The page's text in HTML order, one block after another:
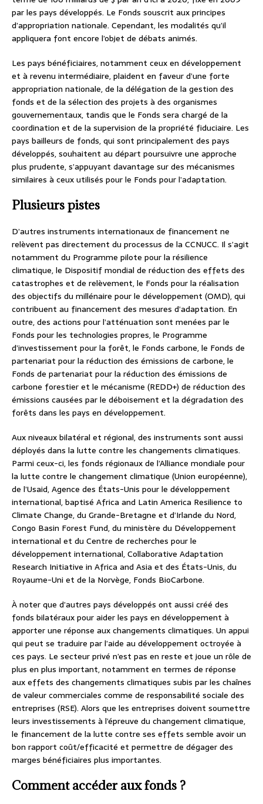
par les pays développés. Le Fonds souscrit aux principes
d’appropriation nationale. Cependant, les modalités qu’il
appliquera font encore l’objet de débats animés.
Les pays bénéficiaires, notamment ceux en développement
et à revenu intermédiaire, plaident en faveur d’une forte
appropriation nationale, de la délégation de la gestion des
fonds et de la sélection des projets à des organismes
gouvernementaux, tandis que le Fonds sera chargé de la
coordination et de la supervision de la propriété fiduciaire. Les
pays bailleurs de fonds, qui sont principalement des pays
développés, souhaitent au départ poursuivre une approche
plus prudente, s’appuyant davantage sur des mécanismes
similaires à ceux utilisés pour le Fonds pour l’adaptation.
Plusieurs pistes
D’autres instruments internationaux de financement ne
relèvent pas directement du processus de la CCNUCC. Il s’agit
notamment du Programme pilote pour la résilience
climatique, le Dispositif mondial de réduction des effets des
catastrophes et de relèvement, le Fonds pour la réalisation
des objectifs du millénaire pour le développement (OMD), qui
contribuent au financement des mesures d’adaptation. En
outre, des actions pour l’atténuation sont menées par le
Fonds pour les technologies propres, le Programme
d’investissement pour la forêt, le Fonds carbone, le Fonds de
partenariat pour la réduction des émissions de carbone, le
Fonds de partenariat pour la réduction des émissions de
carbone forestier et le mécanisme (REDD+) de réduction des
émissions causées par le déboisement et la dégradation des
forêts dans les pays en développement.
Aux niveaux bilatéral et régional, des instruments sont aussi
déployés dans la lutte contre les changements climatiques.
Parmi ceux-ci, les fonds régionaux de l’Alliance mondiale pour
la lutte contre le changement climatique (Union européenne),
de l’Usaid, Agence des États-Unis pour le développement
international, baptisé Africa and Latin America Resilience to
Climate Change, du Grande-Bretagne et d’Irlande du Nord,
Congo Basin Forest Fund, du ministère du Développement
international et du Centre de recherches pour le
développement international, Collaborative Adaptation
Research Initiative in Africa and Asia et des États-Unis, du
Royaume-Uni et de la Norvège, Fonds BioCarbone.
À noter que d’autres pays développés ont aussi créé des
fonds bilatéraux pour aider les pays en développement à
apporter une réponse aux changements climatiques. Un appui
qui peut se traduire par l’aide au développement octroyée à
ces pays. Le secteur privé n’est pas en reste et joue un rôle de
plus en plus important, notamment en termes de réponse
aux effets des changements climatiques subis par les chaînes
de valeur commerciales comme de responsabilité sociale des
entreprises (RSE). Alors que les entreprises doivent soumettre
leurs investissements à l’épreuve du changement climatique,
le financement de la lutte contre ses effets semble avoir un
bon rapport coût/efficacité et permettre de dégager des
marges bénéficiaires plus importantes.
Comment accéder aux fonds ?